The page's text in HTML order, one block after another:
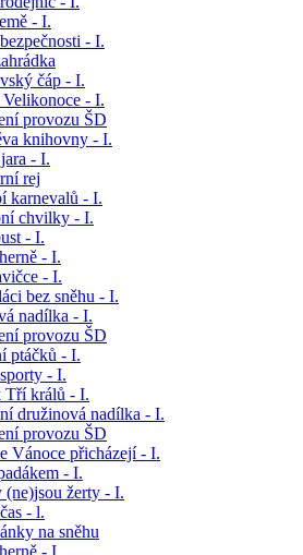
- I.
- I.
čáp - I.
Velikonoce - I.
provozu ŠD
knihovny - I.
- I.
rej
karnevalů - I.
chvilky - I.
- I.
- I.
- I.
bez sněhu - I.
nadílka - I.
provozu ŠD
ptáčků - I.
- I.
Tří králů - I.
družinová nadílka - I.
provozu ŠD
Vánoce přicházejí - I.
- I.
(ne)jsou žerty - I.
- l.
na sněhu
- I.